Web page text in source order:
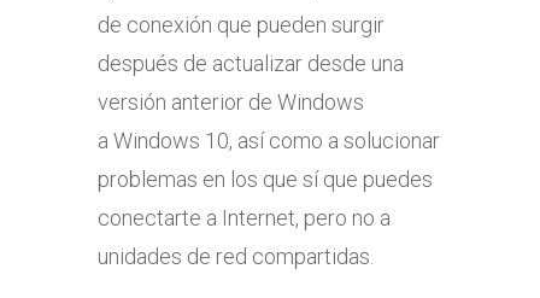
de conexión que pueden surgir
después de actualizar desde una
versión anterior de Windows
a Windows 10, así como a solucionar
problemas en los que sí que puedes
conectarte a Internet, pero no a
unidades de red compartidas.